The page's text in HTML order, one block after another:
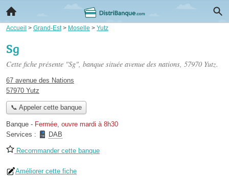
Accueil > Grand-Est> Moselle > Yutz
Sg
Cette fiche présente "Sg", banque située avenue des nations, 57970 Yutz.
67 avenue des Nations
57970 Yutz
📞 Appeler cette banque
Banque - Fermée, ouvre mardi à 8h30
Services :
DAB
Recommander cette banque
Améliorer cette fiche